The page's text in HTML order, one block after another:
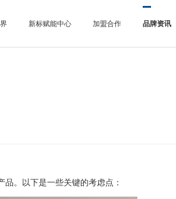
新标赋能中心 加盟合作 品牌资讯
。以下是一些关键的考虑点：